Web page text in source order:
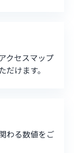
クセスマップ
けます。
わる数値をご